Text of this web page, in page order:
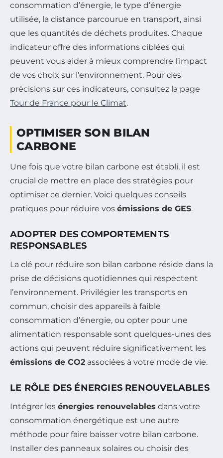
consommation d’énergie, le type d’énergie
utilisée, la distance parcourue en transport, ainsi
que les quantités de déchets produites. Chaque
indicateur offre des informations ciblées qui
peuvent vous aider à mieux comprendre l’impact
de vos choix sur l’environnement. Pour des
précisions sur ces indicateurs, consultez la page
Tour de France pour le Climat.
OPTIMISER SON BILAN
CARBONE
Une fois que votre bilan carbone est établi, il est
crucial de mettre en place des stratégies pour
optimiser ce dernier. Voici quelques conseils
pratiques pour réduire vos émissions de GES.
ADOPTER DES COMPORTEMENTS
RESPONSABLES
La clé pour réduire son bilan carbone réside dans la
prise de décisions quotidiennes qui respectent
l’environnement. Privilégier les transports en
commun, choisir des appareils à faible
consommation d’énergie, ou opter pour une
alimentation responsable sont quelques-unes des
actions qui peuvent réduire significativement les
émissions de CO2 associées à votre mode de vie.
LE RÔLE DES ÉNERGIES RENOUVELABLES
Intégrer les énergies renouvelables dans votre
consommation énergétique est une autre
méthode pour faire baisser votre bilan carbone.
Installer des panneaux solaires ou choisir des